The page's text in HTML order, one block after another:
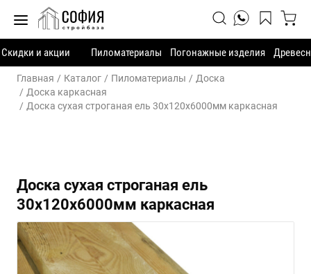
Скидки и акции Пиломатериалы Погонажные изделия
Главная Каталог Пиломатериалы
Доска
Доска каркасная
Доска сухая строганая ель 30х120х6000мм каркасная
Доска сухая строганая ель
30х120х6000мм каркасная